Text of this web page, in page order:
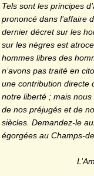
Tels sont les principes
prononcé dans l’affaire
dernier décret sur les
sur les nègres est
hommes libres des
n’avons pas traité en
une contribution directe
notre liberté ; mais nous
de nos préjugés et de
siècles. Demandez-le
égorgées au Champs-